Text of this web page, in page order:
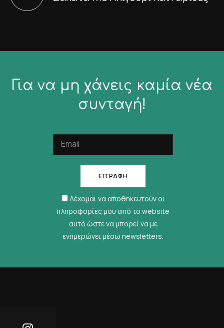
Για να μη χάνεις καμία νέα
συνταγή!
Δέχομαι να αποθηκευτούν οι
πληροφορίες μου από το website
αυτό ώστε να μπορεί να με
ενημερώνει μέσω newsletters.